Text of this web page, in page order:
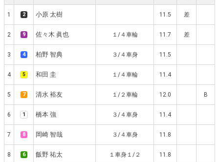
1 2 小原 太樹 11.5 差
2 9 佐々木 眞也 １/４車輪 11.7 差
3 4 柏野 智典 ３/４車身 11.5
4 5 和田 圭 １/４車輪 11.4
5 7 清水 裕友 １/２車輪 12.0 B
6 1 橋本 強 ３/４車身 11.4
7 8 岡崎 智哉 ３/４車身 11.8
8 6 飯野 祐太 １車身１/２ 11.8